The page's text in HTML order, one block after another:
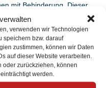
verwenden wir Technologien
speichern bzw. darauf
zustimmen, können wir Daten
auf dieser Website verarbeiten.
oder zurückziehen, können
werden.
mit Behinderung. Dieser
und
bereitstellen. Ziel ist
Leben zu
Angeboten des AWO
hier.